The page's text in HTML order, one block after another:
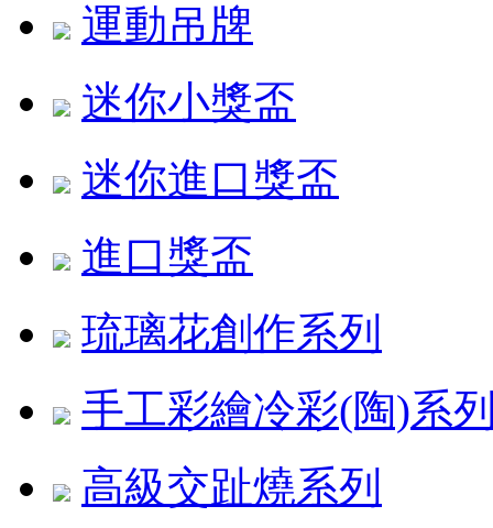
運動吊牌
迷你小獎盃
迷你進口獎盃
進口獎盃
琉璃花創作系列
手工彩繪冷彩(陶)系
高級交趾燒系列